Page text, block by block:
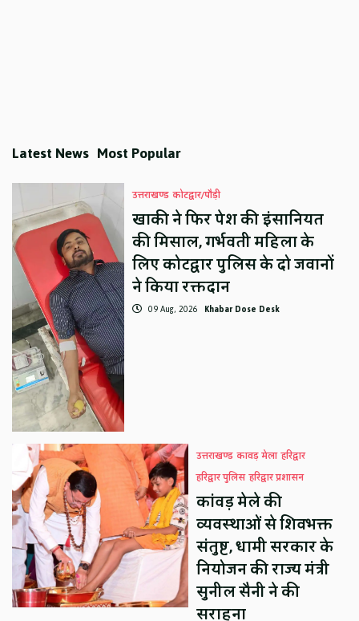
Latest News Most Popular
उत्तराखण्ड कोटद्वार/पौड़ी
खाकी ने फिर पेश की इंसानियत
की मिसाल, गर्भवती महिला के
लिए कोटद्वार पुलिस के दो जवानों
ने किया रक्तदान
09 Aug, 2026 Khabar Dose Desk
उत्तराखण्ड कावड़ मेला हरिद्वार
हरिद्वार पुलिस हरिद्वार प्रशासन
कांवड़ मेले की
व्यवस्थाओं से शिवभक्त
संतुष्ट, धामी सरकार के
नियोजन की राज्य मंत्री
सुनील सैनी ने की
सराहना